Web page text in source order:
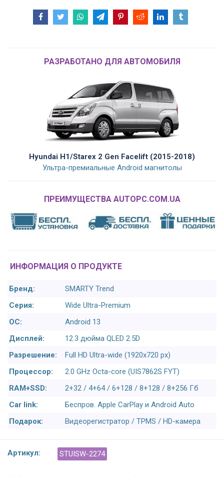
РАЗРАБОТАНО ДЛЯ АВТОМОБИЛЯ
Hyundai H1/Starex 2 Gen Facelift (2015-2018)
Ультра-премиальные Android магнитолы
ПРЕИМУЩЕСТВА AUTOPC.COM.UA
ИНФОРМАЦИЯ О ПРОДУКТЕ
Бренд:
SMARTY Trend
Серия:
Wide Ultra-Premium
ОС:
Android 13
Дисплей:
12.3 дюйма QLED 2.5D
Разрешение:
Full HD Ultra-wide (1920x720 px)
Процессор:
2.0 GHz Octa-core (UIS7862S FYT)
RAM+SSD:
2+32 / 4+64 / 6+128 / 8+128 / 8+256 Гб
Car link:
Беспров. Apple CarPlay и Android Auto
Подарок:
Видеорегистратор / TPMS / HD-камера
Артикул: STUISW-2274